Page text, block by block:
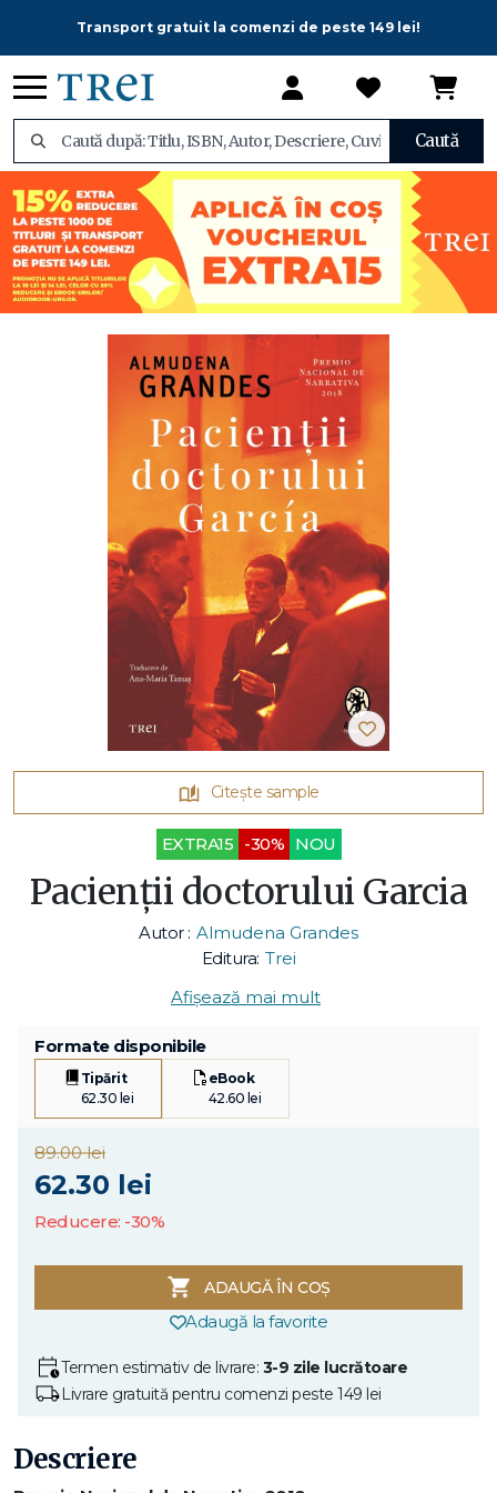
Transport gratuit la comenzi de peste 149 lei!
Caută
Citește sample
EXTRA15 -30% NOU
Pacienții doctorului Garcia
Autor : Almudena Grandes
Editura: Trei
Afișează mai mult
Formate disponibile
Tipărit
62.30 lei
eBook
42.60 lei
89.00 lei
62.30 lei
Reducere: -30%
ADAUGĂ ÎN COȘ
Adaugă la favorite
Termen estimativ de livrare: 3-9 zile lucrătoare
Livrare gratuită pentru comenzi peste 149 lei
Descriere